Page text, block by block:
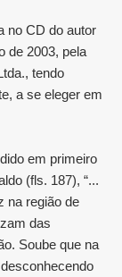
no CD do autor
de 2003, pela
tendo
a se eleger em
em primeiro
(fls. 187), “...
na região de
das
Soube que na